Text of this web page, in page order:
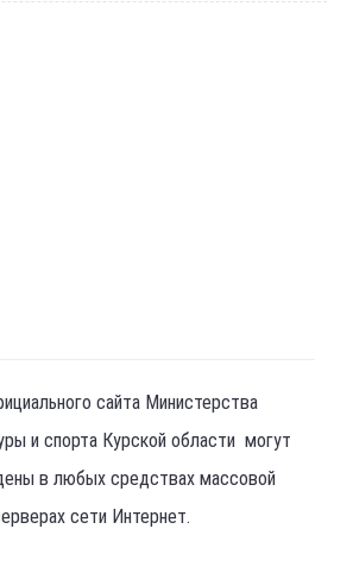
сайта Министерства
и спорта Курской области могут
в любых средствах массовой
сети Интернет.